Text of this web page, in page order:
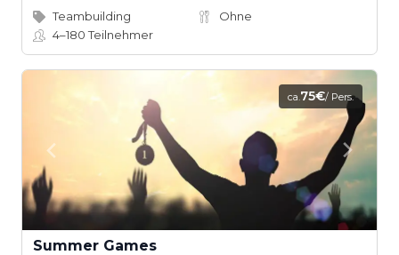
Teambuilding
Ohne
4–180Teilnehmer
ca.75€/ Pers.
Summer Games